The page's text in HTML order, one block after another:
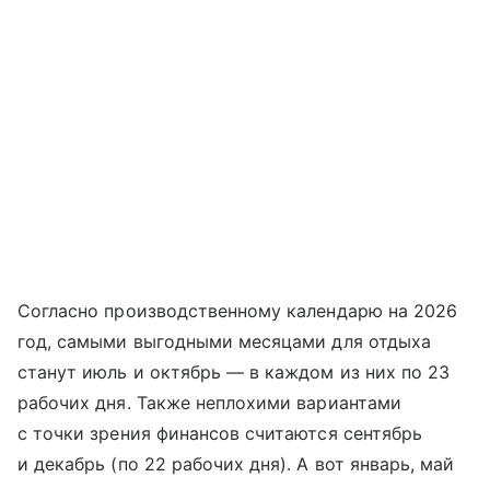
Согласно производственному календарю на 2026
год, самыми выгодными месяцами для отдыха
станут июль и октябрь — в каждом из них по 23
рабочих дня. Также неплохими вариантами
с точки зрения финансов считаются сентябрь
и декабрь (по 22 рабочих дня). А вот январь, май